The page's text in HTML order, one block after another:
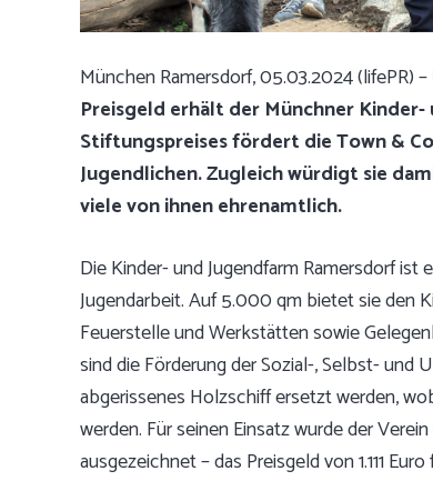
München Ramersdorf, 05.03.2024 (lifePR) –
Preisgeld erhält der Münchner Kinder-
Stiftungspreises fördert die Town &
Jugendlichen. Zugleich würdigt sie
viele von ihnen ehrenamtlich.
Die Kinder- und Jugendfarm Ramersdorf
Jugendarbeit. Auf 5.000 qm bietet sie den
Feuerstelle und Werkstätten sowie
sind die Förderung der Sozial-, Selbst-
abgerissenes Holzschiff ersetzt werden,
werden. Für seinen Einsatz wurde der
ausgezeichnet – das Preisgeld von 1.111